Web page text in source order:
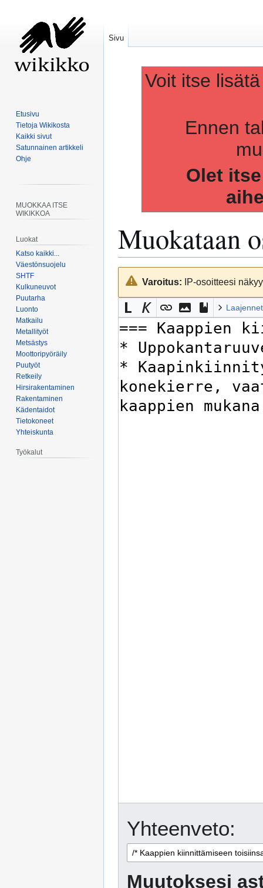
Voit itse
Ennen
Olet
Muokataan
Siirry
navigaatioon
Siirry
hakuunVaroitus: IP-osoitteesi
Yhteenveto:
Muutoksesi
Sivu
Etusivu
Tietoja Wikikosta
Kaikki sivut
Satunnainen artikkeli
Ohje
MUOKKAA ITSE
WIKIKKOA
Luokat
Katso kaikki...
Väestönsuojelu
SHTF
Kulkuneuvot
Puutarha
Luonto
Matkailu
Metallityöt
Metsästys
Moottoripyöräily
Puutyöt
Retkeily
Hirsirakentaminen
Rakentaminen
Kädentaidot
Tietokoneet
Yhteiskunta
Työkalut